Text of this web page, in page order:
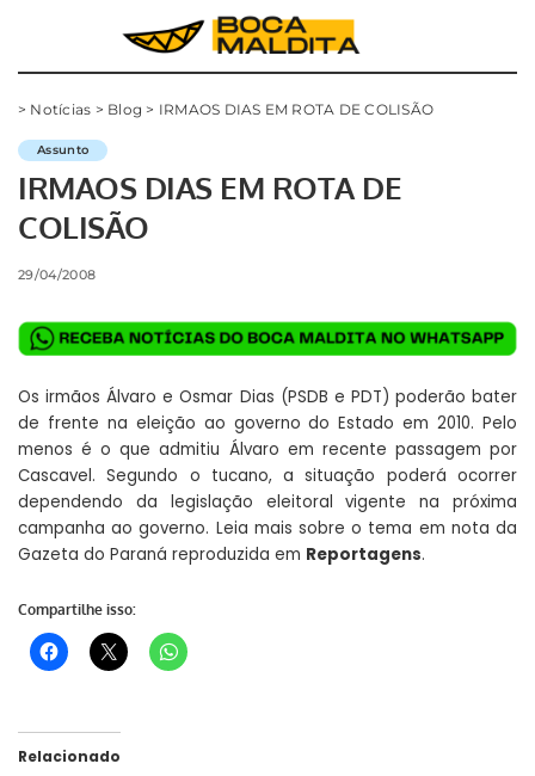
> Notícias > Blog > IRMAOS DIAS EM ROTA DE COLISÃO
Assunto
IRMAOS DIAS EM ROTA DE
COLISÃO
29/04/2008
Os irmãos Álvaro e Osmar Dias (PSDB e PDT) poderão bater
de frente na eleição ao governo do Estado em 2010. Pelo
menos é o que admitiu Álvaro em recente passagem por
Cascavel. Segundo o tucano, a situação poderá ocorrer
dependendo da legislação eleitoral vigente na próxima
campanha ao governo. Leia mais sobre o tema em nota da
Gazeta do Paraná reproduzida em Reportagens.
Compartilhe isso:
Relacionado